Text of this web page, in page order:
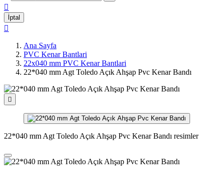

İptal

Ana Sayfa
PVC Kenar Bantlari
22x040 mm PVC Kenar Bantlari
22*040 mm Agt Toledo Açık Ahşap Pvc Kenar Bandı

22*040 mm Agt Toledo Açık Ahşap Pvc Kenar Bandı resimler